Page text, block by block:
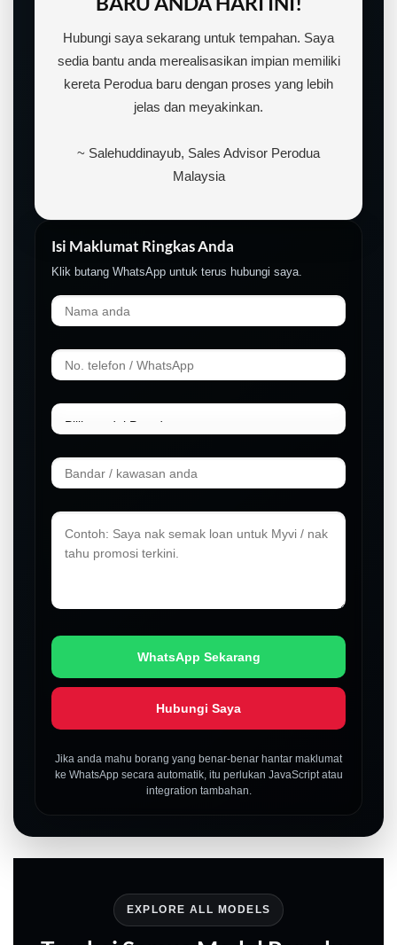
Hubungi saya sekarang untuk tempahan. Saya
sedia bantu anda merealisasikan impian memiliki
kereta Perodua baru dengan proses yang lebih
jelas dan meyakinkan.
~ Salehuddinayub, Sales Advisor Perodua
Malaysia
Isi Maklumat Ringkas Anda
Klik butang WhatsApp untuk terus hubungi saya.
WhatsApp Sekarang
Hubungi Saya
Jika anda mahu borang yang benar-benar hantar maklumat
ke WhatsApp secara automatik, itu perlukan JavaScript atau
integration tambahan.
EXPLORE ALL MODELS